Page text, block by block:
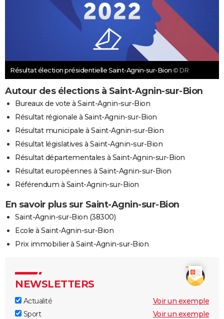
Résultat élection présidentielle Saint-Agnin-sur-Bion © DR
Autour des élections à Saint-Agnin-sur-Bion
Bureaux de vote à Saint-Agnin-sur-Bion
Résultat régionale à Saint-Agnin-sur-Bion
Résultat municipale à Saint-Agnin-sur-Bion
Résultat législatives à Saint-Agnin-sur-Bion
Résultat départementales à Saint-Agnin-sur-Bion
Résultat européennes à Saint-Agnin-sur-Bion
Référendum à Saint-Agnin-sur-Bion
En savoir plus sur Saint-Agnin-sur-Bion
Saint-Agnin-sur-Bion (38300)
Ecole à Saint-Agnin-sur-Bion
Prix immobilier à Saint-Agnin-sur-Bion
NEWSLETTERS
Actualité
Voir un exemple
Sport
Voir un exemple